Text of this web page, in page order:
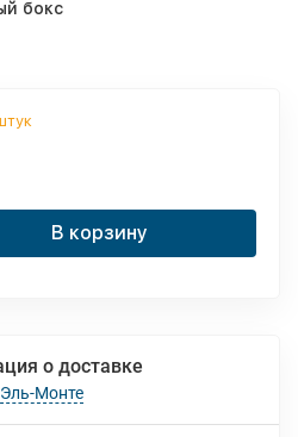
бокс
В корзину
о доставке
Эль-Монте